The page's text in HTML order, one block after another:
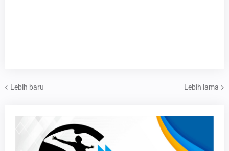
Lebih baru Lebih lama